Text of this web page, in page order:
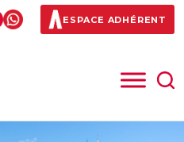
ESPACE ADHÉRENT